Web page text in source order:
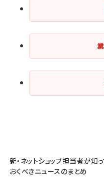
新・ネットショップ担当者が知
おくべきニュースのまとめ